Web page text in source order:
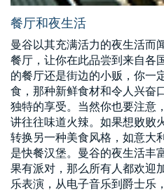
餐厅和夜生活
曼谷以其充满活力的夜生活而
餐厅，让你在此品尝到来自各
的餐厅还是街边的小贩，你一
食，那种新鲜食材和令人兴奋
独特的享受。当然你也要注意
讲往往味道火辣。如果想败败
转换另一种美食风格，如意大
是快餐汉堡。曼谷的夜生活丰
果有派对，那么所有人都欢迎
乐表演，从电子音乐到爵士乐